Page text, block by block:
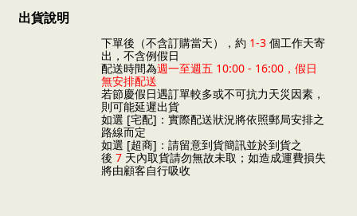
出貨說明
下單後（不含訂購當天），約 1-3 個工作天寄
出，不含例假日
配送時間為週一至週五 10:00 - 16:00，假日
無安排配送
若節慶假日遇訂單較多或不可抗力天災因素，
則可能延遲出貨
如選 [宅配]：實際配送狀況將依照郵局安排之
路線而定
如選 [超商]：請留意到貨簡訊並於到貨之
後 7 天內取貨請勿無故未取；如造成運費損失
將由顧客自行吸收